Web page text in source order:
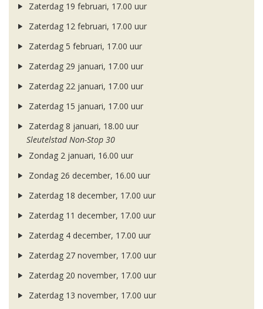
Zaterdag 19 februari, 17.00 uur
Zaterdag 12 februari, 17.00 uur
Zaterdag 5 februari, 17.00 uur
Zaterdag 29 januari, 17.00 uur
Zaterdag 22 januari, 17.00 uur
Zaterdag 15 januari, 17.00 uur
Zaterdag 8 januari, 18.00 uur
Sleutelstad Non-Stop 30
Zondag 2 januari, 16.00 uur
Zondag 26 december, 16.00 uur
Zaterdag 18 december, 17.00 uur
Zaterdag 11 december, 17.00 uur
Zaterdag 4 december, 17.00 uur
Zaterdag 27 november, 17.00 uur
Zaterdag 20 november, 17.00 uur
Zaterdag 13 november, 17.00 uur